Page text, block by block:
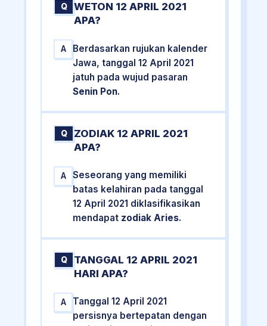
Q
WETON 12 APRIL 2021
APA?
A
Berdasarkan rujukan kalender
Jawa, tanggal 12 April 2021
jatuh pada wujud pasaran
Senin Pon.
Q
ZODIAK 12 APRIL 2021
APA?
A
Seseorang yang memiliki
batas kelahiran pada tanggal
12 April 2021 diklasifikasikan
mendapat zodiak Aries.
Q
TANGGAL 12 APRIL 2021
HARI APA?
A
Tanggal 12 April 2021
persisnya bertepatan dengan